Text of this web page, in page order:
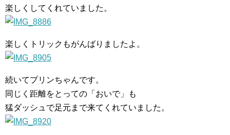
楽しくしてくれていました。
楽しくトリックもがんばりましたよ。
続いてプリンちゃんです。
同じく距離をとっての「おいで」も
猛ダッシュで足元まで来てくれていました。